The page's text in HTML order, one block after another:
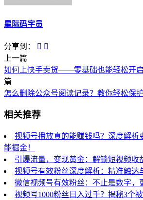
星际码字员
分享到：
上一篇
如何上快手卖货——零基础也能轻松开
篇
怎么删除公众号阅读记录？教你轻松保
相关推荐
视频号播放真的能赚钱吗？深度解析
能掘金！
引爆流量，变现黄金：解锁短视频收
视频号有效粉丝深度解析：精准触达
微信视频号有效粉丝：不止是数字，
视频号1000粉丝日入过千？揭秘3个